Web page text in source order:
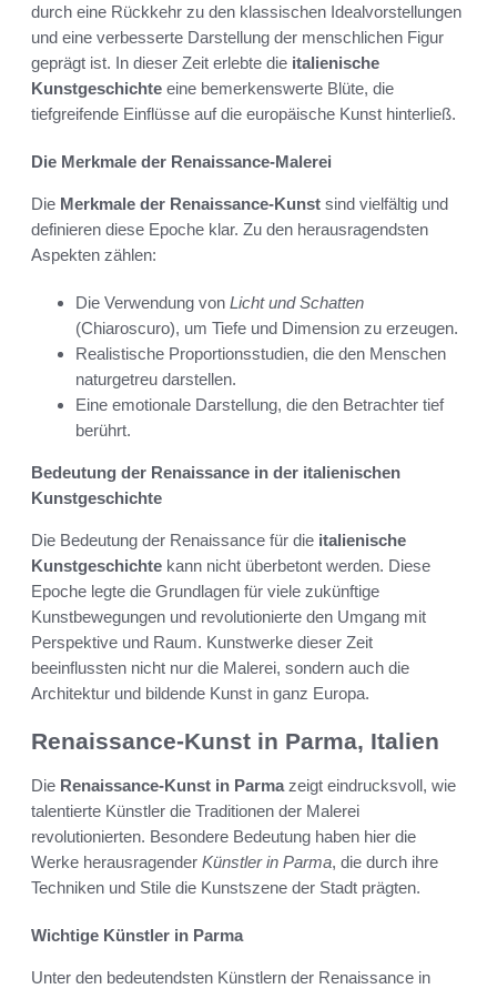
durch eine Rückkehr zu den klassischen Idealvorstellungen
und eine verbesserte Darstellung der menschlichen Figur
geprägt ist. In dieser Zeit erlebte die italienische
Kunstgeschichte eine bemerkenswerte Blüte, die
tiefgreifende Einflüsse auf die europäische Kunst hinterließ.
Die Merkmale der Renaissance-Malerei
Die Merkmale der Renaissance-Kunst sind vielfältig und
definieren diese Epoche klar. Zu den herausragendsten
Aspekten zählen:
Die Verwendung von Licht und Schatten
(Chiaroscuro), um Tiefe und Dimension zu erzeugen.
Realistische Proportionsstudien, die den Menschen
naturgetreu darstellen.
Eine emotionale Darstellung, die den Betrachter tief
berührt.
Bedeutung der Renaissance in der italienischen
Kunstgeschichte
Die Bedeutung der Renaissance für die italienische
Kunstgeschichte kann nicht überbetont werden. Diese
Epoche legte die Grundlagen für viele zukünftige
Kunstbewegungen und revolutionierte den Umgang mit
Perspektive und Raum. Kunstwerke dieser Zeit
beeinflussten nicht nur die Malerei, sondern auch die
Architektur und bildende Kunst in ganz Europa.
Renaissance-Kunst in Parma, Italien
Die Renaissance-Kunst in Parmazeigt eindrucksvoll, wie
talentierte Künstler die Traditionen der Malerei
revolutionierten. Besondere Bedeutung haben hier die
Werke herausragender Künstler in Parma, die durch ihre
Techniken und Stile die Kunstszene der Stadt prägten.
Wichtige Künstler in Parma
Unter den bedeutendsten Künstlern der Renaissance in